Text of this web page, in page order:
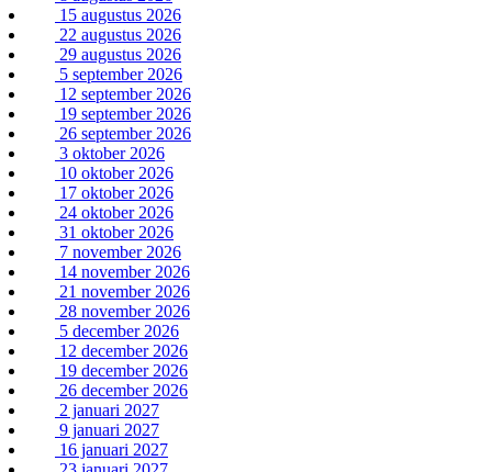
15 augustus 2026
22 augustus 2026
29 augustus 2026
5 september 2026
12 september 2026
19 september 2026
26 september 2026
3 oktober 2026
10 oktober 2026
17 oktober 2026
24 oktober 2026
31 oktober 2026
7 november 2026
14 november 2026
21 november 2026
28 november 2026
5 december 2026
12 december 2026
19 december 2026
26 december 2026
2 januari 2027
9 januari 2027
16 januari 2027